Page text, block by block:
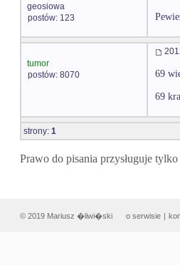
geosiowa
postów: 123
tumor
postów: 8070
69
69
strony: 1
Prawo do pisania przysługuje
© 2019 Mariusz �liwi�ski o serwisie |